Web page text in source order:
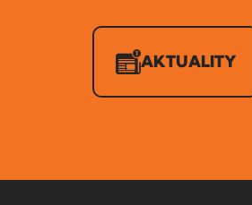
AKTUALITY